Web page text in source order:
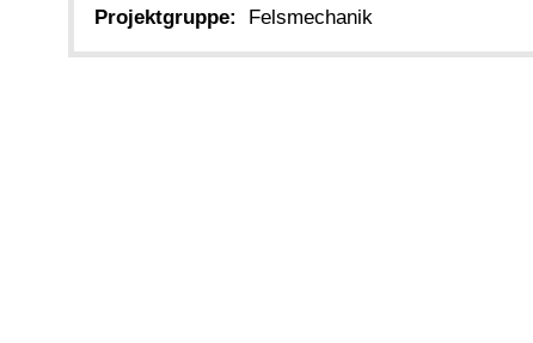
Projektgruppe:
Felsmechanik